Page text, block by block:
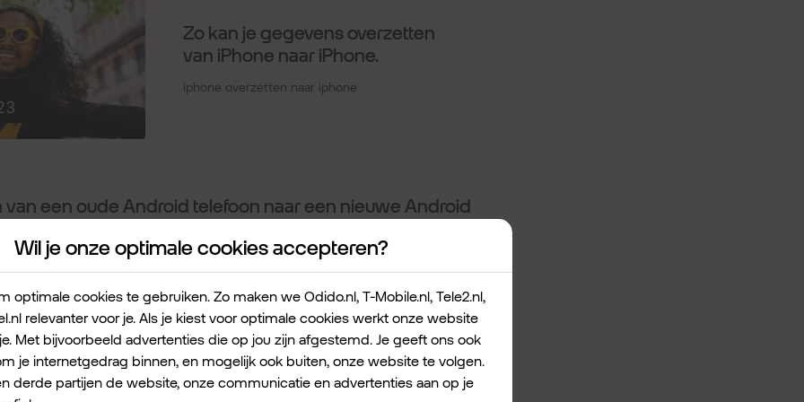
een oude Android telefoon naar een nieuwe Android
bijvoorbeeld een
telefoons met wifi zijn verbonden.
van je nieuwe telefoon opKopiërenom apps over te zetten.
als gevraagd wordt een kabel te zoeken. Tik opVolgende.
naar de Google-app.
instellen. Tik opVolgende.
Wil je onze optimale cookies accepteren?
optimale cookies te gebruiken. Zo maken we Odido.nl, T-Mobile.nl, Tele2.nl,
relevanter voor je. Als je kiest voor optimale cookies werkt onze website
Met bijvoorbeeld advertenties die op jou zijn afgestemd. Je geeft ons ook
je internetgedrag binnen, en mogelijk ook buiten, onze website te volgen.
derde partijen de website, onze communicatie en advertenties aan op je